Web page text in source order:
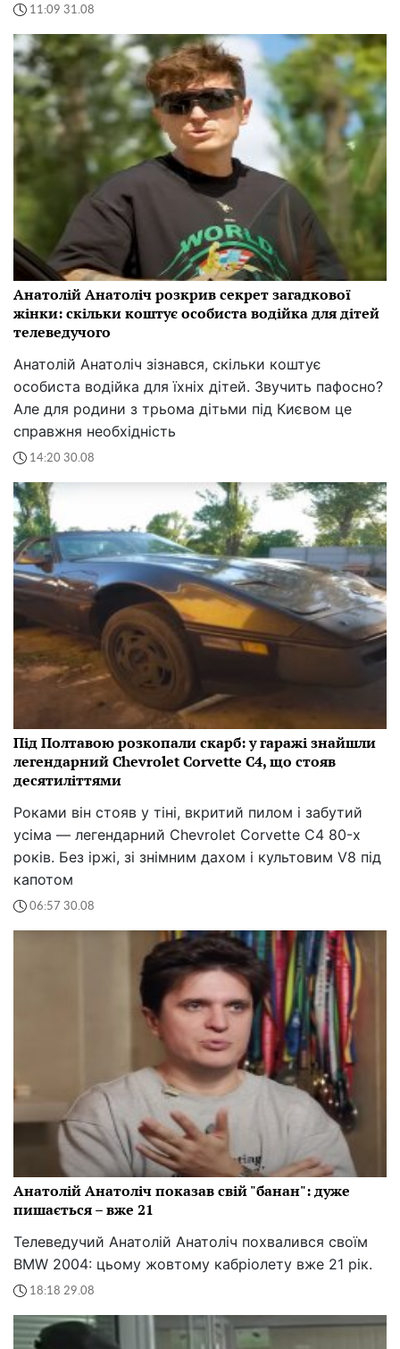
11:09 31.08
Анатолій Анатоліч розкрив секрет загадкової
жінки: скільки коштує особиста водійка для дітей
телеведучого
Анатолій Анатоліч зізнався, скільки коштує
особиста водійка для їхніх дітей. Звучить пафосно?
Але для родини з трьома дітьми під Києвом це
справжня необхідність
14:20 30.08
Під Полтавою розкопали скарб: у гаражі знайшли
легендарний Chevrolet Corvette C4, що стояв
десятиліттями
Роками він стояв у тіні, вкритий пилом і забутий
усіма — легендарний Chevrolet Corvette C4 80-х
років. Без іржі, зі знімним дахом і культовим V8 під
капотом
06:57 30.08
Анатолій Анатоліч показав свій "банан": дуже
пишається – вже 21
Телеведучий Анатолій Анатоліч похвалився своїм
BMW 2004: цьому жовтому кабріолету вже 21 рік.
18:18 29.08